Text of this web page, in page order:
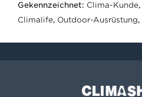
Gekennzeichnet: Clima-Kunde,
Climalife, Outdoor-Ausrüstung,